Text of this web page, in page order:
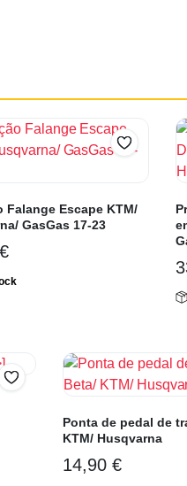
Falange Escape KTM/
GasGas 17-23
€
Ponta de pedal de
KTM/ Husqvarna
14,90 €